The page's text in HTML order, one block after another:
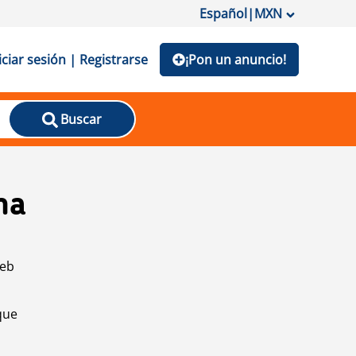
Español|MXN
sesión | Registrarse ¡Pon un anuncio!
Buscar